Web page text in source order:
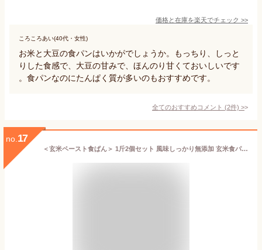
価格と在庫を楽天でチェック >>
ころころあい(40代・女性)
お米と大豆の食パンはいかがでしょうか。もっちり、しっと
りした食感で、大豆の甘みで、ほんのり甘くておいしいです
。食パンなのにたんぱく質が多いのもおすすめです。
全てのおすすめコメント (2件) >
no. 17
＜玄米ペースト食ぱん＞ 1斤2個セット 風味しっかり無添加 玄米食パン お取り寄せ パン 常食にオススメ！ 朝食 冷凍パン 低糖質 糖質制限 低カロリー 食パン 贈り物 玄米パン 添加物不使用 伊佐米使用 長期保存食 新米【他商品との同梱不可商品】